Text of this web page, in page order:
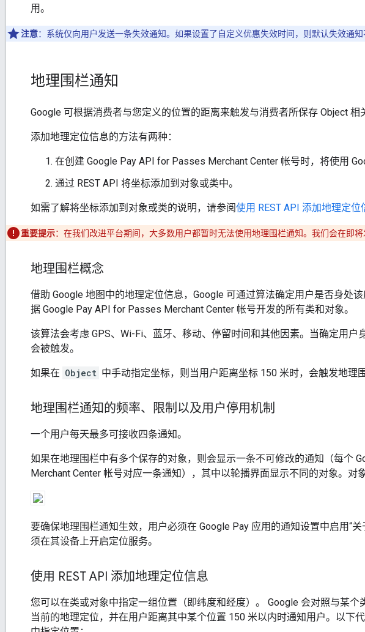
用。
注意：系统仅向用户发送一条失效通知。如果设置了自定义优惠失效时间，则默认失效通知
地理围栏通知
Google 可根据消费者与您定义的位置的距离来触发与消费者所保存 Object 相
添加地理定位信息的方法有两种：
在创建 Google Pay API for Passes Merchant Center 帐号时，将使用
通过 REST API 将坐标添加到对象或类中。
如需了解将坐标添加到对象或类的说明，请参阅使用 REST API 添加地理定位
重要提示：在我们改进平台期间，大多数用户都暂时无法使用地理围栏通知。我们会在即将
地理围栏概念
借助 Google 地图中的地理定位信息，Google 可通过算法确定用户是否身处
据 Google Pay API for Passes Merchant Center 帐号开发的所有类和对象。
该算法会考虑 GPS、Wi-Fi、蓝牙、移动、停留时间和其他因素。当确定用户
会被触发。
如果在 Object 中手动指定坐标，则当用户距离坐标 150 米时，会触发地理
地理围栏通知的频率、限制以及用户停用机制
一个用户每天最多可接收四条通知。
如果在地理围栏中有多个保存的对象，则会显示一条不可修改的通知（每个
Merchant Center 帐号对应一条通知），其中以轮播界面显示不同的对象。对
要确保地理围栏通知生效，用户必须在 Google Pay 应用的通知设置中启用“
须在其设备上开启定位服务。
使用 REST API 添加地理定位信息
您可以在类或对象中指定一组位置（即纬度和经度）。 Google 会对照与某个
当前的地理定位，并在用户距离其中某个位置 150 米以内时通知用户。以下